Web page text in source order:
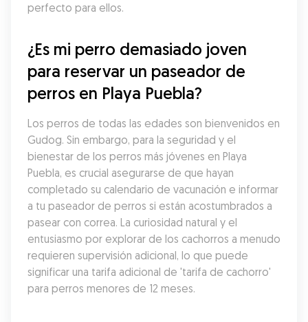
perfecto para ellos.
¿Es mi perro demasiado joven
para reservar un paseador de
perros en Playa Puebla?
Los perros de todas las edades son bienvenidos en
Gudog. Sin embargo, para la seguridad y el
bienestar de los perros más jóvenes en Playa
Puebla, es crucial asegurarse de que hayan
completado su calendario de vacunación e informar
a tu paseador de perros si están acostumbrados a
pasear con correa. La curiosidad natural y el
entusiasmo por explorar de los cachorros a menudo
requieren supervisión adicional, lo que puede
significar una tarifa adicional de 'tarifa de cachorro'
para perros menores de 12 meses.